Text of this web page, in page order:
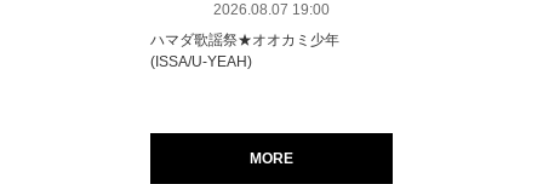
2026.08.07 19:00
ハマダ歌謡祭★オオカミ少年
(ISSA/U-YEAH)
MORE